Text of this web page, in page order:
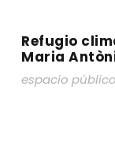
MARIA
Refugio
Maria
espacio público